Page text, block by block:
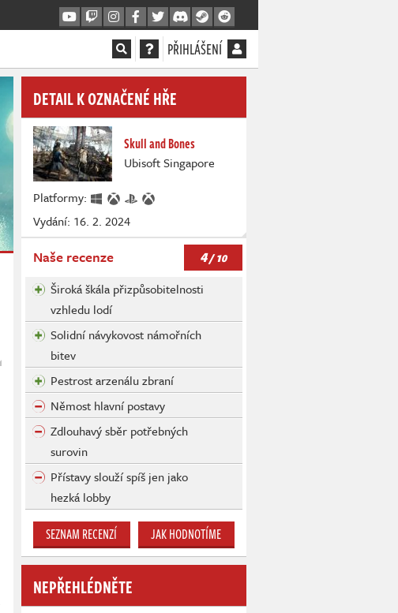
PŘIHLÁŠENÍ
DETAIL K OZNAČENÉ HŘE
Skull and Bones
Ubisoft Singapore
Platformy:
Vydání: 16. 2. 2024
Naše recenze 4/ 10
Široká škála přizpůsobitelnosti
vzhledu lodí
Solidní návykovost námořních
bitev
Pestrost arzenálu zbraní
Němost hlavní postavy
Zdlouhavý sběr potřebných
surovin
Přístavy slouží spíš jen jako
hezká lobby
SEZNAM RECENZÍ JAK HODNOTÍME
NEPŘEHLÉDNĚTE